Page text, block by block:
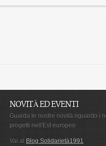
NOVITÀ ED EVENTI
Guarda le nostre novità riguardo i
progetti nell'Est europeo
Vai al Blog Solidarietà1991